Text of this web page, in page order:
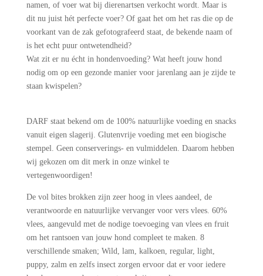
namen, of voer wat bij dierenartsen verkocht wordt. Maar is
dit nu juist hét perfecte voer? Of gaat het om het ras die op de
voorkant van de zak gefotografeerd staat, de bekende naam of
is het echt puur ontwetendheid?
Wat zit er nu écht in hondenvoeding? Wat heeft jouw hond
nodig om op een gezonde manier voor jarenlang aan je zijde te
staan kwispelen?
DARF staat bekend om de 100% natuurlijke voeding en snacks
vanuit eigen slagerij. Glutenvrije voeding met een biogische
stempel. Geen conserverings- en vulmiddelen. Daarom hebben
wij gekozen om dit merk in onze winkel te
vertegenwoordigen!
De vol bites brokken zijn zeer hoog in vlees aandeel, de
verantwoorde en natuurlijke vervanger voor vers vlees. 60%
vlees, aangevuld met de nodige toevoeging van vlees en fruit
om het rantsoen van jouw hond compleet te maken. 8
verschillende smaken; Wild, lam, kalkoen, regular, light,
puppy, zalm en zelfs insect zorgen ervoor dat er voor iedere